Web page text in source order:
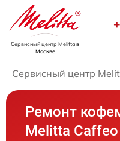
Сервисный центр Melittaв
Москве
Сервисный центр
Ремонт
Melitta